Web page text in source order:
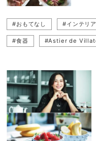
#おもてなし #インテリア
#食器